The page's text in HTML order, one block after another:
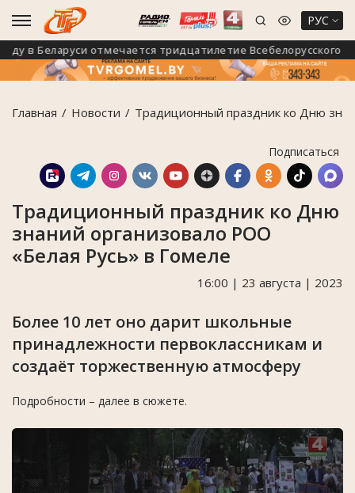
РУС
в Беларуси отмечается тридцатилетие Всебелорусского
Главная Новости Традиционный праздник ко Дню
Подписаться
Традиционный праздник ко Дню
знаний организовало РОО
«Белая Русь» в Гомеле
16:00 | 23 августа | 2023
Более 10 лет оно дарит школьные
принадлежности первоклассникам и
создаёт торжественную атмосферу
Подробности – далее в сюжете.